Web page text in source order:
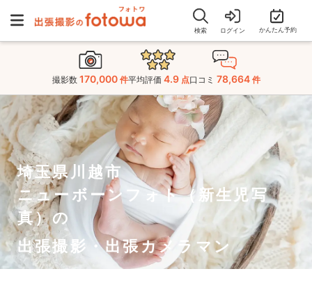
検索 ログイン かんたん予約
撮影数 170,000 件平均評価 4.9 点口コミ 78,664 件
埼玉県川越市
ニューボーンフォト（新生児写
真）の
出張撮影・出張カメラマン